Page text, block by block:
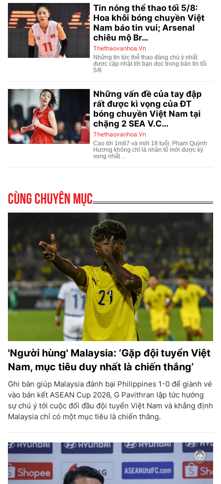
Cùng chuyên mục
'Người hùng' Malaysia: ‘Gặp đội tuyển Việt
Nam, mục tiêu duy nhất là chiến thắng’
Ghi bàn giúp Malaysia đánh bại Philippines 1-0 để giành vé
vào bán kết ASEAN Cup 2026, G Pavithran lập tức hướng
sự chú ý tới cuộc đối đầu đội tuyển Việt Nam và khẳng định
Malaysia chỉ có một mục tiêu là chiến thắng.